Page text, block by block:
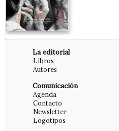
La editorial
Libros
Autores
Comunicación
Agenda
Contacto
Newsletter
Logotipos